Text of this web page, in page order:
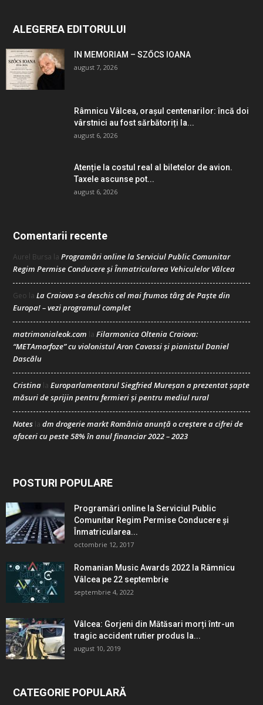
ALEGEREA EDITORULUI
IN MEMORIAM – SZŐCS IOANA
august 7, 2026
Râmnicu Vâlcea, orașul centenarilor: încă doi
vârstnici au fost sărbătoriți la...
august 6, 2026
Atenție la costul real al biletelor de avion.
Taxele ascunse pot...
august 6, 2026
Comentarii recente
Aurel Bursa la Programări online la Serviciul Public Comunitar
Regim Permise Conducere şi Înmatricularea Vehiculelor Vâlcea
Geo la La Craiova s-a deschis cel mai frumos târg de Paște din
Europa! – vezi programul complet
matrimonialeok.com la Filarmonica Oltenia Craiova:
“METAmorfoze” cu violonistul Aron Cavassi și pianistul Daniel
Dascălu
Cristina la Europarlamentarul Siegfried Mureșan a prezentat șapte
măsuri de sprijin pentru fermieri și pentru mediul rural
Notes la dm drogerie markt România anunță o creștere a cifrei de
afaceri cu peste 58% în anul financiar 2022 – 2023
POSTURI POPULARE
Programări online la Serviciul Public
Comunitar Regim Permise Conducere şi
Înmatricularea...
octombrie 12, 2017
Romanian Music Awards 2022 la Râmnicu
Vâlcea pe 22 septembrie
septembrie 4, 2022
Vâlcea: Gorjeni din Mătăsari morți într-un
tragic accident rutier produs la...
august 10, 2019
CATEGORIE POPULARĂ